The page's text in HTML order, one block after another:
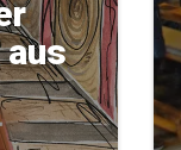
aus